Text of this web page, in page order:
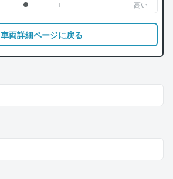
車両詳細ページに戻る